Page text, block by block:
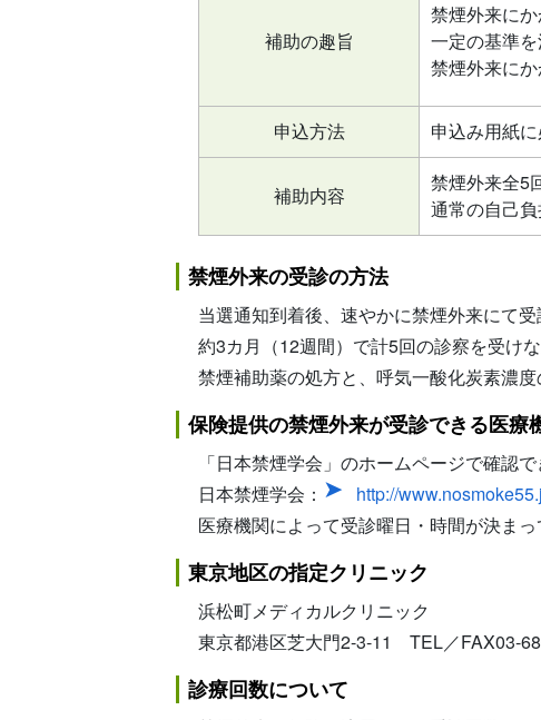
補助の趣旨
禁煙外来に
一定の基準
禁煙外来に
申込方法 申込み用紙
補助内容
禁煙外来全5
通常の自己
禁煙外来の受診の方法
当選通知到着後、速やかに禁煙外来にて受
約3カ月（12週間）で計5回の診察を受け
禁煙補助薬の処方と、呼気一酸化炭素濃
保険提供の禁煙外来が受診できる医療
「日本禁煙学会」のホームページで確認で
日本禁煙学会：
http://
医療機関によって受診曜日・時間が決ま
東京地区の指定クリニック
浜松町メディカルクリニック
東京都港区芝大門2-3-11 TEL／FAX03-
診療回数について